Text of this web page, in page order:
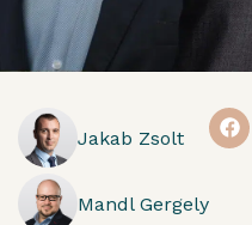
Jakab Zsolt
Mandl Gergely